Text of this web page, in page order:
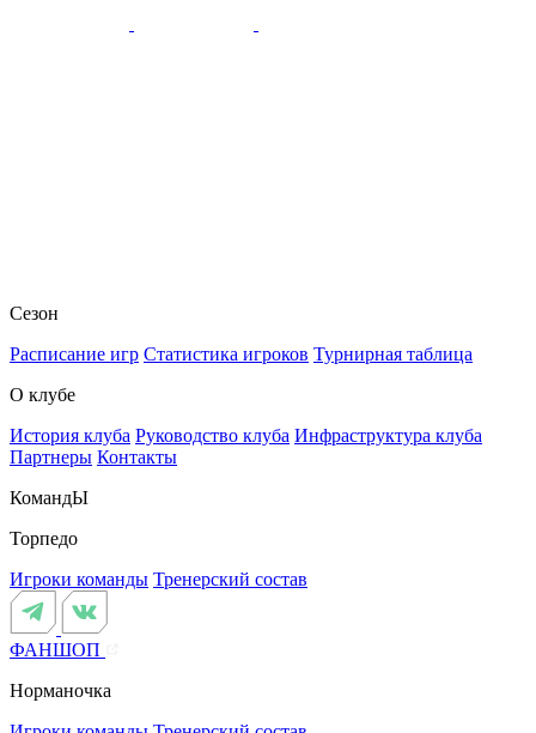
Сезон
Расписание игр Статистика игроков Турнирная таблица
О клубе
История клуба Руководство клуба Инфраструктура клуба
Партнеры Контакты
КомандЫ
Торпедо
Игроки команды Тренерский состав
ФАНШОП
Норманочка